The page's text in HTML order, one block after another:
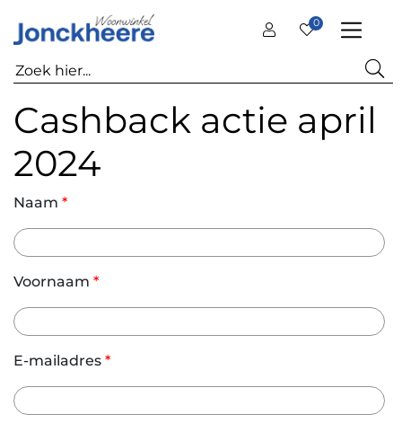
0
Cashback actie april
2024
Naam *
Voornaam *
E-mailadres *